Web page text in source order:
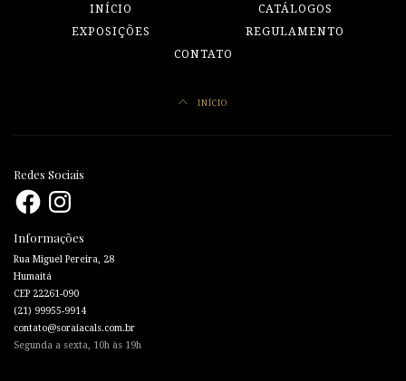
INÍCIO
CATÁLOGOS
EXPOSIÇÕES
REGULAMENTO
CONTATO
INÍCIO
Redes Sociais
FacebookInstagram
Informações
Rua Miguel Pereira, 28
Humaitá
CEP 22261-090
(21) 99955-9914
contato@soraiacals.com.br
Segunda a sexta, 10h às 19h